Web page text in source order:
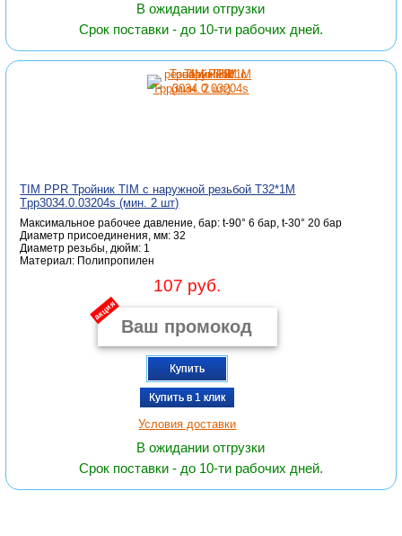
В ожидании отгрузки
Срок поставки - до 10-ти рабочих дней.
TIM PPR Тройник TIM с наружной резьбой Т32*1M
Tpp3034.0.03204s (мин. 2 шт)
Максимальное рабочее давление, бар: t-90° 6 бар, t-30° 20 бар
Диаметр присоединения, мм: 32
Диаметр резьбы, дюйм: 1
Материал: Полипропилен
107 руб.
акция
Купить
Купить в 1 клик
Условия доставки
В ожидании отгрузки
Срок поставки - до 10-ти рабочих дней.